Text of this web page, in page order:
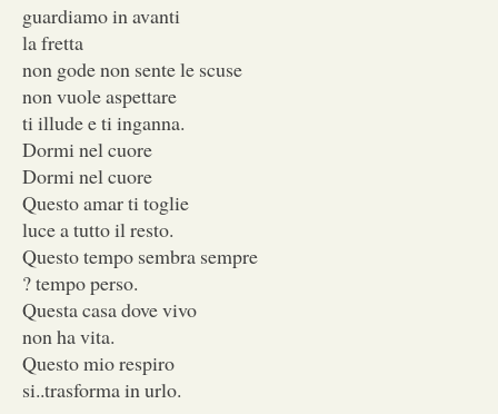
guardiamo in avanti
la fretta
non gode non sente le scuse
non vuole aspettare
ti illude e ti inganna.
Dormi nel cuore
Dormi nel cuore
Questo amar ti toglie
luce a tutto il resto.
Questo tempo sembra sempre
? tempo perso.
Questa casa dove vivo
non ha vita.
Questo mio respiro
si..trasforma in urlo.